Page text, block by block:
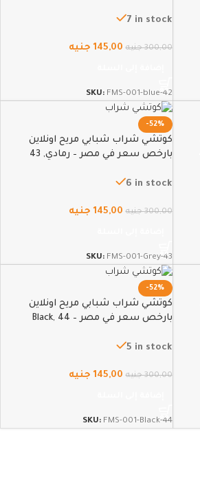
7 in stock
300,00 جنيه 145,00 جنيه
SKU: FMS-001-blue-42
-52%
كوتشي شراب شبابي مريح اونلاين
بارخص سعر في مصر – رمادي, 43
6 in stock
300,00 جنيه 145,00 جنيه
SKU: FMS-001-Grey-43
-52%
كوتشي شراب شبابي مريح اونلاين
بارخص سعر في مصر – Black, 44
5 in stock
300,00 جنيه 145,00 جنيه
SKU: FMS-001-Black-44